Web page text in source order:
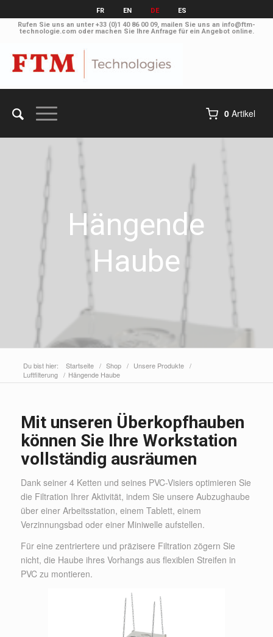
FR EN DE
ES
Rufen Sie uns an unter+33 (0)1 40 86 00 09, mailen Sie uns an info@ftm-
technologie.comoder machen Sie Ihre Anfrage für ein Angebot online.
0 Artikel
Hängende
Haube
Du bist hier: Startseite / Shop / Unsere Produkte /
Luftfilterung / Hängende Haube
Mit unseren Überkopfhauben
können Sie Ihre Workstation
vollständig ausräumen
Dank seiner 4 Ketten und seines PVC-Visiers optimieren Sie
die Filtration Ihrer Aktivität, indem Sie unsere Aubzughaube
über einer Arbeitsstation, einem Tablett, einem
Verzinnungsbad oder einer Miniwelle aufstellen.
Für eine zentriertere und präzisere Filtration zögern Sie
nicht, die Haube ihres Vorhangs aus flexiblen Streifen in
PVC zu montieren.